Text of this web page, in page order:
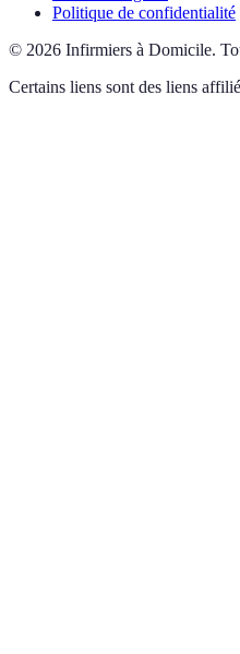
Politique de confidentialité
© 2026 Infirmiers à Domicile.
Certains liens sont des liens